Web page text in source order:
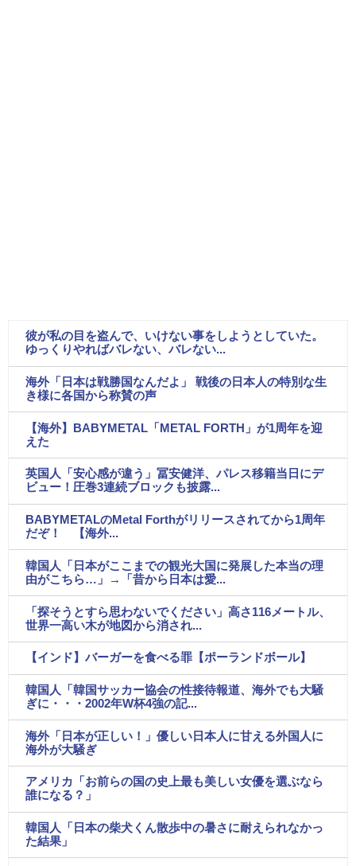
彼が私の目を盗んで、いけない事をしようとしていた。
ゆっくりやればバレない、バレない...
海外「日本は戦勝国なんだよ」 戦後の日本人の特別な生
き様に各国から称賛の声
【海外】BABYMETAL「METAL FORTH」が1周年を迎
えた
英国人「安心感が違う」冨安健洋、パレス移籍当日にデ
ビュー！圧巻3連続ブロックも披露...
BABYMETALのMetal Forthがリリースされてから1周年
だぞ！ 【海外...
韓国人「日本がここまでの観光大国に発展した本当の理
由がこちら…」→「昔から日本は愛...
「探そうとすら思わないでください」高さ116メートル、
世界一高い木が地図から消され...
【インド】バーガーを食べる罪【ポーランドボール】
韓国人「韓国サッカー協会の性接待報道、海外でも大騒
ぎに・・・2002年W杯4強の記...
海外「日本が正しい！」優しい日本人に甘える外国人に
海外が大騒ぎ
アメリカ「お前らの国の史上最も美しい女優を選ぶなら
誰になる？」
韓国人「日本の柴犬くん散歩中の暑さに耐えられなかっ
た結果」